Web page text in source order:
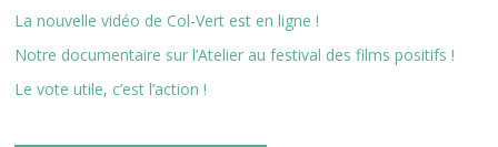
La nouvelle vidéo de Col-Vert est en ligne !
Notre documentaire sur l’Atelier au festival des films positifs !
Le vote utile, c’est l’action !